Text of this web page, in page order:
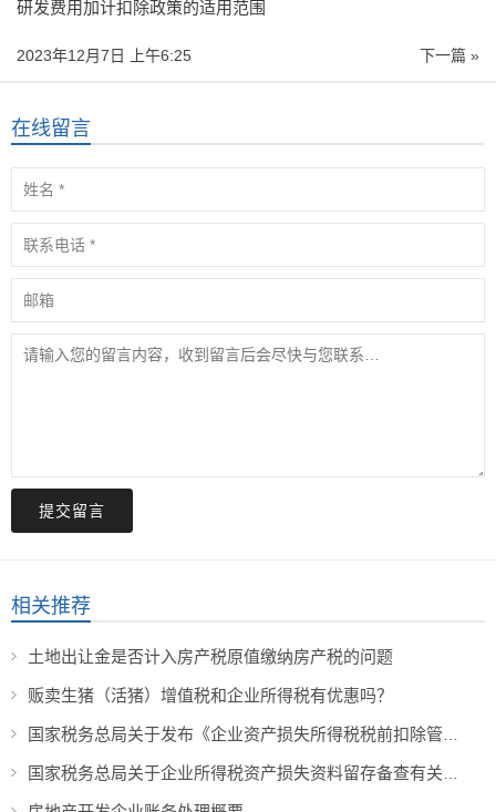
研发费用加计扣除政策的适用范围
下一篇 »
2023年12月7日 上午6:25
在线留言
提交留言
相关推荐
土地出让金是否计入房产税原值缴纳房产税的问题
贩卖生猪（活猪）增值税和企业所得税有优惠吗？
国家税务总局关于发布《企业资产损失所得税税前扣除管理办法》的公告
国家税务总局关于企业所得税资产损失资料留存备查有关事项的公告